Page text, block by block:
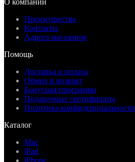
Преимущества
Контакты
Адреса магазинов
Помощь
Доставка и оплата
Обмен и возврат
Бонусная программа
Подарочные сертификаты
Политика конфиденциальности
Каталог
Mac
iPad
iPhone